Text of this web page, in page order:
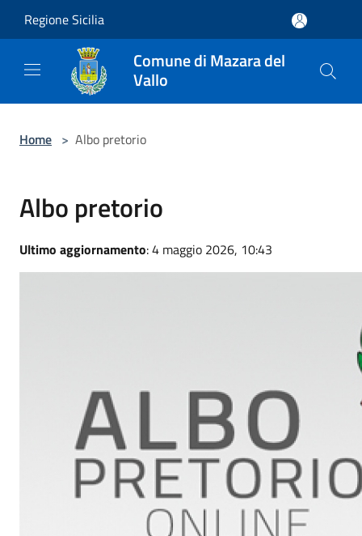
Regione Sicilia
Comune di Mazara del
Vallo
Home > Albo pretorio
Albo pretorio
Ultimo aggiornamento: 4 maggio 2026, 10:43